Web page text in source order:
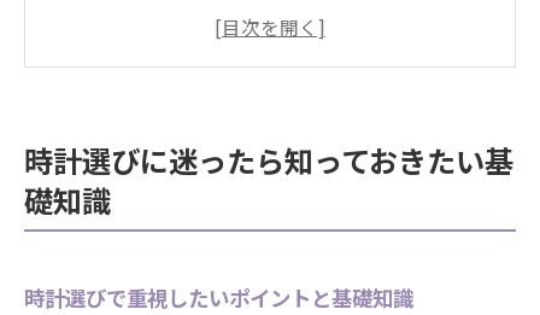
買取を意識した時計選びの基本ポイント
時計購入前に押さえるべき注意点と選定基
大府市で時計を買取に出す際のポイント解説
時計選びに迷ったら知っておきたい基
礎知識
時計選びで重視したいポイントと基礎知識